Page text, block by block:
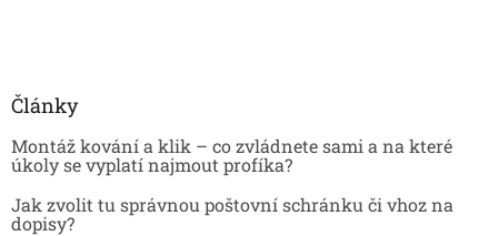
Články
Montáž kování a klik – co zvládnete sami a na které
úkoly se vyplatí najmout profíka?
Jak zvolit tu správnou poštovní schránku či vhoz na
dopisy?